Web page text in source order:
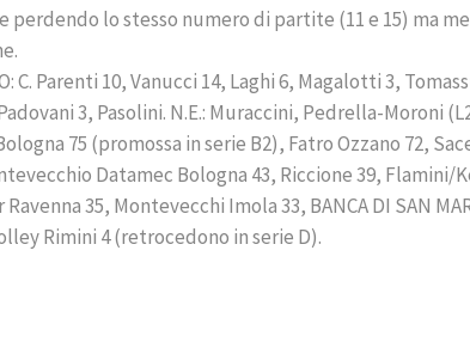
perdendo lo stesso numero di partite (11 e 15) ma
C. Parenti 10, Vanucci 14, Laghi 6, Magalotti 3,
3, Pasolini. N.E.: Muraccini, Pedrella-Moroni
75 (promossa in serie B2), Fatro Ozzano 72,
Datamec Bologna 43, Riccione 39, Flamini/
35, Montevecchi Imola 33, BANCA DI SAN
Rimini 4 (retrocedono in serie D).